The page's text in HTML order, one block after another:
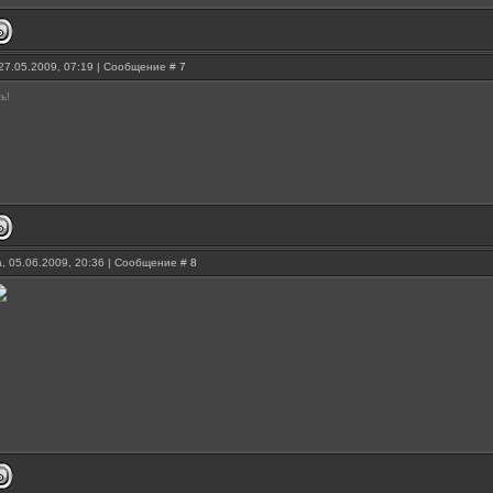
07:19 | Сообщение # 7
05.06.2009, 20:36 | Сообщение # 8